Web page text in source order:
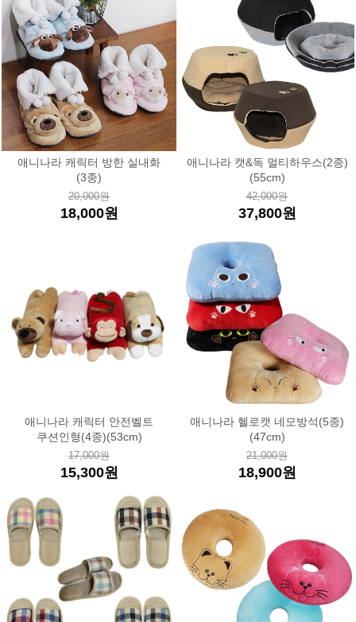
애니나라 캐릭터 방한 실내화
(3종)
20,000원
18,000원
애니나라 캣&독 멀티하우스(2종)
(55cm)
42,000원
37,800원
애니나라 캐릭터 안전벨트
쿠션인형(4종)(53cm)
17,000원
15,300원
애니나라 헬로캣 네모방석(5종)
(47cm)
21,000원
18,900원